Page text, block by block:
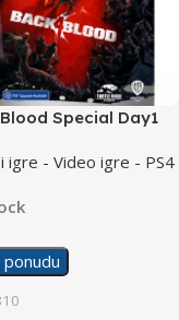
Special Day1
igre - Video igre - PS4